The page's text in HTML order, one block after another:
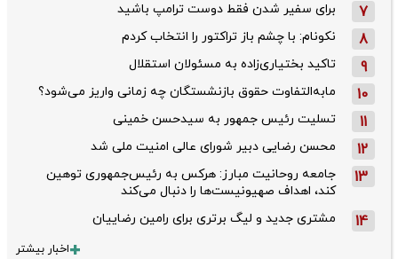
7 برای سفیر شدن فقط دوست ترامپ باشید
8 نکونام: با چشم باز تراکتور را انتخاب کردم
9 تاکید بختیاری‌زاده به مسئولان استقلال
10 مابه‌التفاوت حقوق بازنشستگان چه زمانی واریز می‌شود؟
11 تسلیت رئیس جمهور به سیدحسن خمینی
12 محسن رضایی دبیر شورای عالی امنیت ملی شد
13
جامعه روحانیت مبارز: هرکس به رئیس‌جمهوری توهین
کند، اهداف صهیونیست‌ها را دنبال می‌کند
14 مشتری جدید و لیگ برتری برای رامین رضاییان
اخبار بیشتر